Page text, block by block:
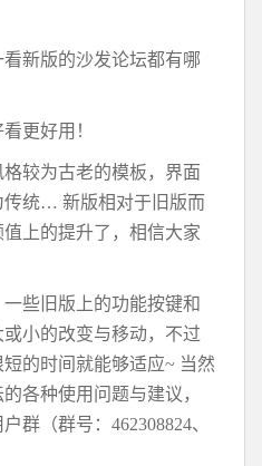
新版的沙发论坛都有哪
更好用！
较为古老的模板，界面
传统… 新版相对于旧版而
上的提升了，相信大家
些旧版上的功能按键和
小的改变与移动，不过
的时间就能够适应~ 当然
各种使用问题与建议，
群（群号：462308824、